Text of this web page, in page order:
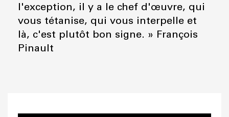
l'exception, il y a le chef d'œuvre, qui
vous tétanise, qui vous interpelle et
là, c'est plutôt bon signe. » François
Pinault